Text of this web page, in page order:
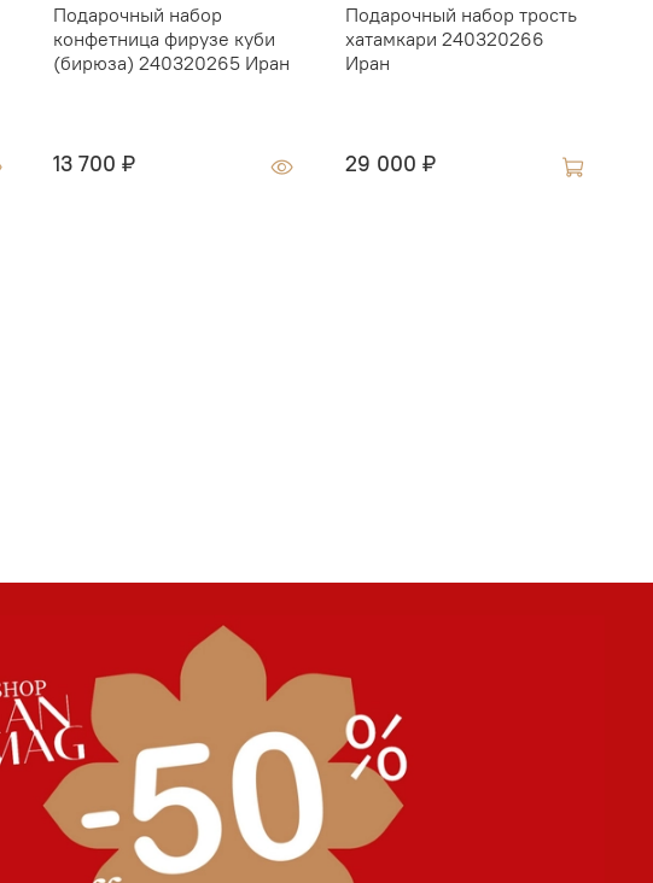
Подарочный набор
конфетница фирузе куби
(бирюза) 240320265 Иран
13 700 ₽
Подарочный набор трость
хатамкари 240320266
Иран
29 000 ₽